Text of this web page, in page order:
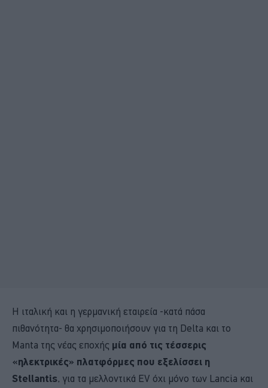
Η ιταλική και η γερμανική εταιρεία -κατά πάσα
πιθανότητα- θα χρησιμοποιήσουν για τη Delta και το
Manta της νέας εποχής μία από τις τέσσερις
«ηλεκτρικές» πλατφόρμες που εξελίσσει η
Stellantis, για τα μελλοντικά EV όχι μόνο των Lancia και